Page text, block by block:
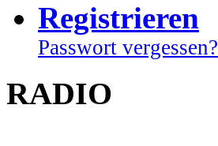
Registrieren
Passwort vergessen?
RADIO